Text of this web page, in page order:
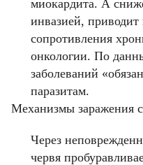
миокардита. А
инвазией,
сопротивления
онкологии. По
заболеваний
паразитам.
Механизмы заражения
Через
червя